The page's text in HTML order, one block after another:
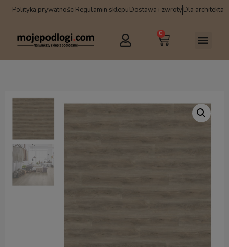
Polityka prywatnościRegulamin sklepuDostawa i zwrotyDla architekta
0